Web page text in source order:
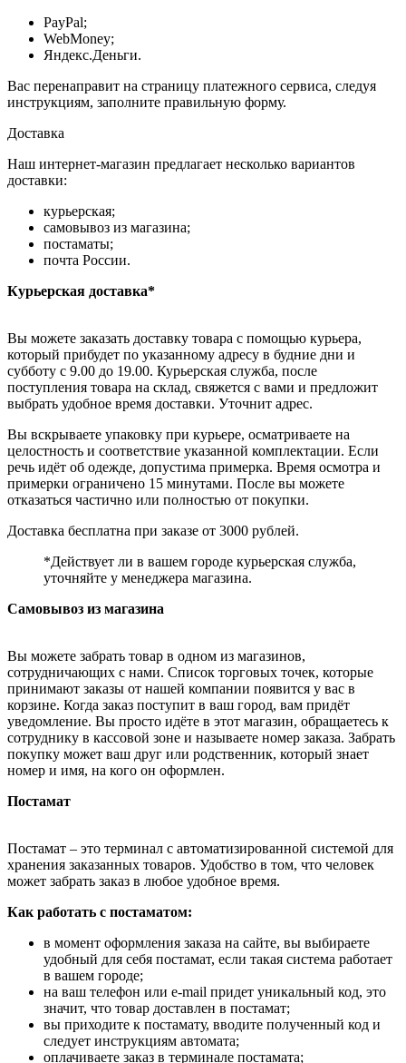
PayPal;
WebMoney;
Яндекс.Деньги.
Вас перенаправит на страницу платежного сервиса, следуя
инструкциям, заполните правильную форму.
Доставка
Наш интернет-магазин предлагает несколько вариантов
доставки:
курьерская;
самовывоз из магазина;
постаматы;
почта России.
Курьерская доставка*
Вы можете заказать доставку товара с помощью курьера,
который прибудет по указанному адресу в будние дни и
субботу с 9.00 до 19.00. Курьерская служба, после
поступления товара на склад, свяжется с вами и предложит
выбрать удобное время доставки. Уточнит адрес.
Вы вскрываете упаковку при курьере, осматриваете на
целостность и соответствие указанной комплектации. Если
речь идёт об одежде, допустима примерка. Время осмотра и
примерки ограничено 15 минутами. После вы можете
отказаться частично или полностью от покупки.
Доставка бесплатна при заказе от 3000 рублей.
*Действует ли в вашем городе курьерская служба,
уточняйте у менеджера магазина.
Самовывоз из магазина
Вы можете забрать товар в одном из магазинов,
сотрудничающих с нами. Список торговых точек, которые
принимают заказы от нашей компании появится у вас в
корзине. Когда заказ поступит в ваш город, вам придёт
уведомление. Вы просто идёте в этот магазин, обращаетесь к
сотруднику в кассовой зоне и называете номер заказа. Забрать
покупку может ваш друг или родственник, который знает
номер и имя, на кого он оформлен.
Постамат
Постамат – это терминал с автоматизированной системой для
хранения заказанных товаров. Удобство в том, что человек
может забрать заказ в любое удобное время.
Как работать с постаматом:
в момент оформления заказа на сайте, вы выбираете
удобный для себя постамат, если такая система работает
в вашем городе;
на ваш телефон или e-mail придет уникальный код, это
значит, что товар доставлен в постамат;
вы приходите к постамату, вводите полученный код и
следует инструкциям автомата;
оплачиваете заказ в терминале постамата;